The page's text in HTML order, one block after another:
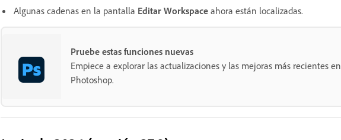
Algunas cadenas en la pantalla Editar Workspace ahora están localizadas.
Pruebe estas funciones nuevas
Empiece a explorar las actualizaciones y las mejoras más recientes en
Photoshop.